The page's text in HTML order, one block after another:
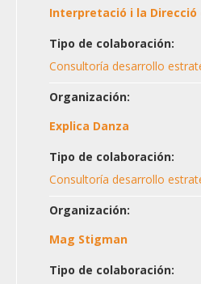
Interpretació i la Direcció
Tipo de colaboración:
Consultoría desarrollo
Organización:
Explica Danza
Tipo de colaboración:
Consultoría desarrollo
Organización:
Mag Stigman
Tipo de colaboración: